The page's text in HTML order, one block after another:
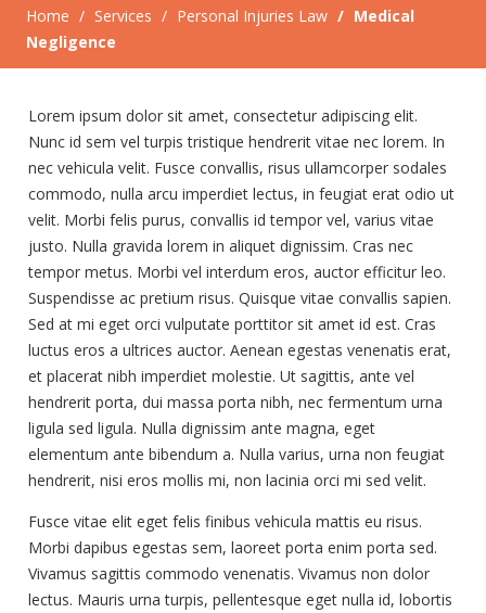
Home Services Personal Injuries Law
Medical
Negligence
Lorem ipsum dolor sit amet, consectetur adipiscing elit.
Nunc id sem vel turpis tristique hendrerit vitae nec lorem. In
nec vehicula velit. Fusce convallis, risus ullamcorper sodales
commodo, nulla arcu imperdiet lectus, in feugiat erat odio ut
velit. Morbi felis purus, convallis id tempor vel, varius vitae
justo. Nulla gravida lorem in aliquet dignissim. Cras nec
tempor metus. Morbi vel interdum eros, auctor efficitur leo.
Suspendisse ac pretium risus. Quisque vitae convallis sapien.
Sed at mi eget orci vulputate porttitor sit amet id est. Cras
luctus eros a ultrices auctor. Aenean egestas venenatis erat,
et placerat nibh imperdiet molestie. Ut sagittis, ante vel
hendrerit porta, dui massa porta nibh, nec fermentum urna
ligula sed ligula. Nulla dignissim ante magna, eget
elementum ante bibendum a. Nulla varius, urna non feugiat
hendrerit, nisi eros mollis mi, non lacinia orci mi sed velit.
Fusce vitae elit eget felis finibus vehicula mattis eu risus.
Morbi dapibus egestas sem, laoreet porta enim porta sed.
Vivamus sagittis commodo venenatis. Vivamus non dolor
lectus. Mauris urna turpis, pellentesque eget nulla id, lobortis